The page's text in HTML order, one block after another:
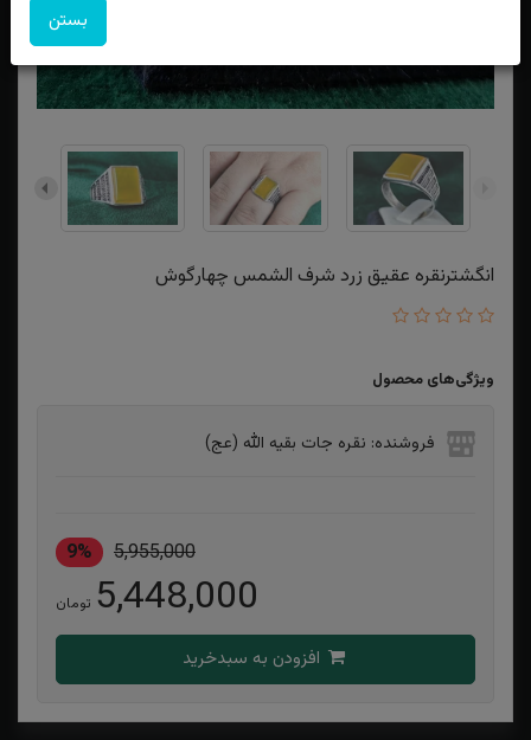
انگشترنقره عقیق زرد شرف الشمس چهارگوش
ویژگی‌های محصول
فروشنده: نقره جات بقیه الله (عج)
5,955,000
9%
5,448,000 تومان
بستن